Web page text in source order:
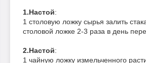
1.Настой:
1 столовую ложку сырья залить
столовой ложке 2-3 раза в день
2.Настой:
1 чайную ложку измельченного